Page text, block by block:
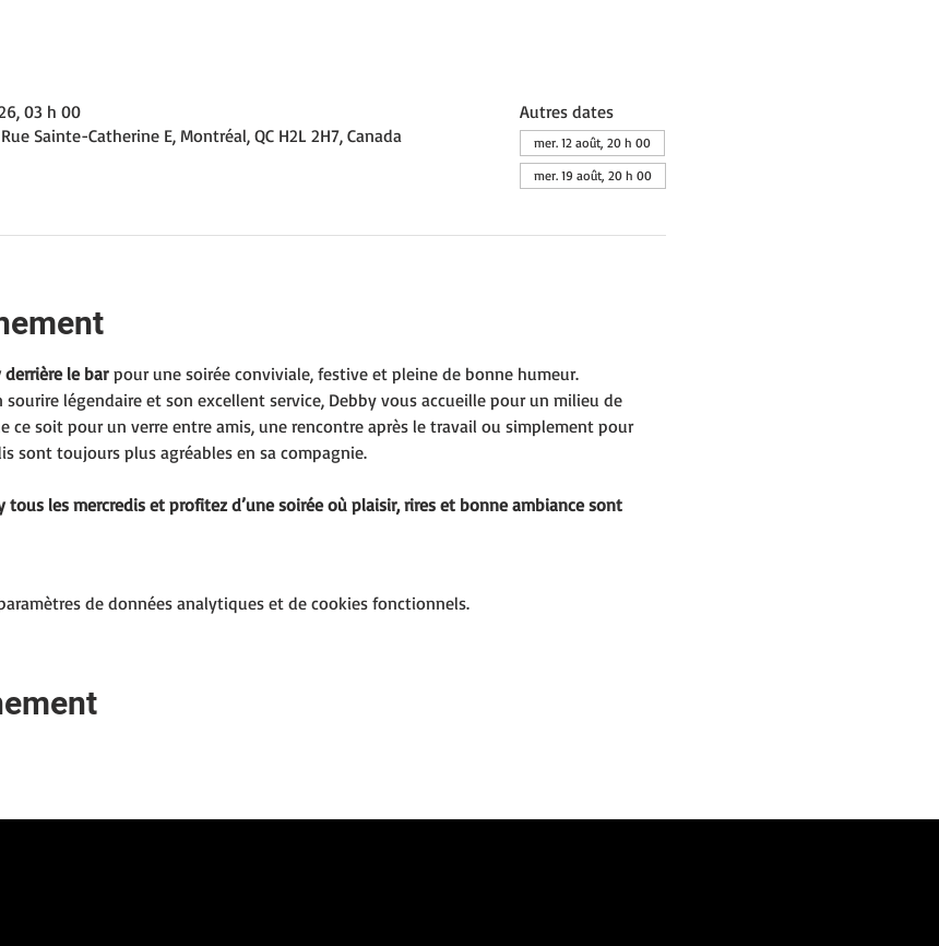
03 h 00
Sainte-Catherine E, Montréal, QC H2L 2H7, Canada
Autres dates
mer. 12 août, 20 h 00
mer. 19 août, 20 h 00
derrière le bar pour une soirée conviviale, festive et pleine de bonne humeur.
sourire légendaire et son excellent service, Debby vous accueille pour un milieu de
ce soit pour un verre entre amis, une rencontre après le travail ou simplement pour
sont toujours plus agréables en sa compagnie.
tous les mercredis et profitez d’une soirée où plaisir, rires et bonne ambiance sont
de données analytiques et de cookies fonctionnels.